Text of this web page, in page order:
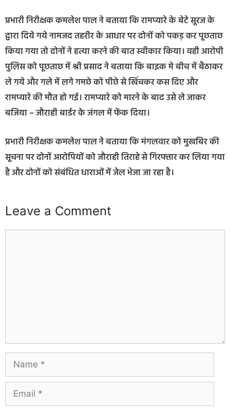
प्रभारी निरीक्षक कमलेश पाल ने बताया कि रामप्यारे के बेटे सूरज के
द्वारा दिये गये नामजद तहरीर के आधार पर दोनों को पकड़ कर पूछताछ
किया गया तो दोनों ने हत्या करने की बात स्वीकार किया। वही आरोपी
पुलिस को पूछताछ में श्री प्रसाद ने बताया कि बाइक मे बीच में बैठाकर
ले गये और गले में लगे गमछे को पीछे से खिंचकर कस दिए और
रामप्यारे की मौत हो गई। रामप्यारे को मारने के बाद उसे ले जाकर
बजिया – जौराही बार्डर के जंगल में फेंक दिया।
प्रभारी निरीक्षक कमलेश पाल ने बताया कि मंगलवार को मुखबिर की
सूचना पर दोनों आरोपियों को जौराही तिराहे से गिरफ्तार कर लिया गया
है और दोनों को संबंधित धाराओं में जेल भेजा जा रहा है।
Leave a Comment